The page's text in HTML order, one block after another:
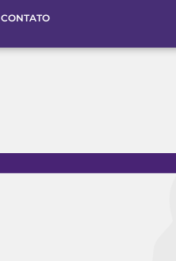
CONTATO